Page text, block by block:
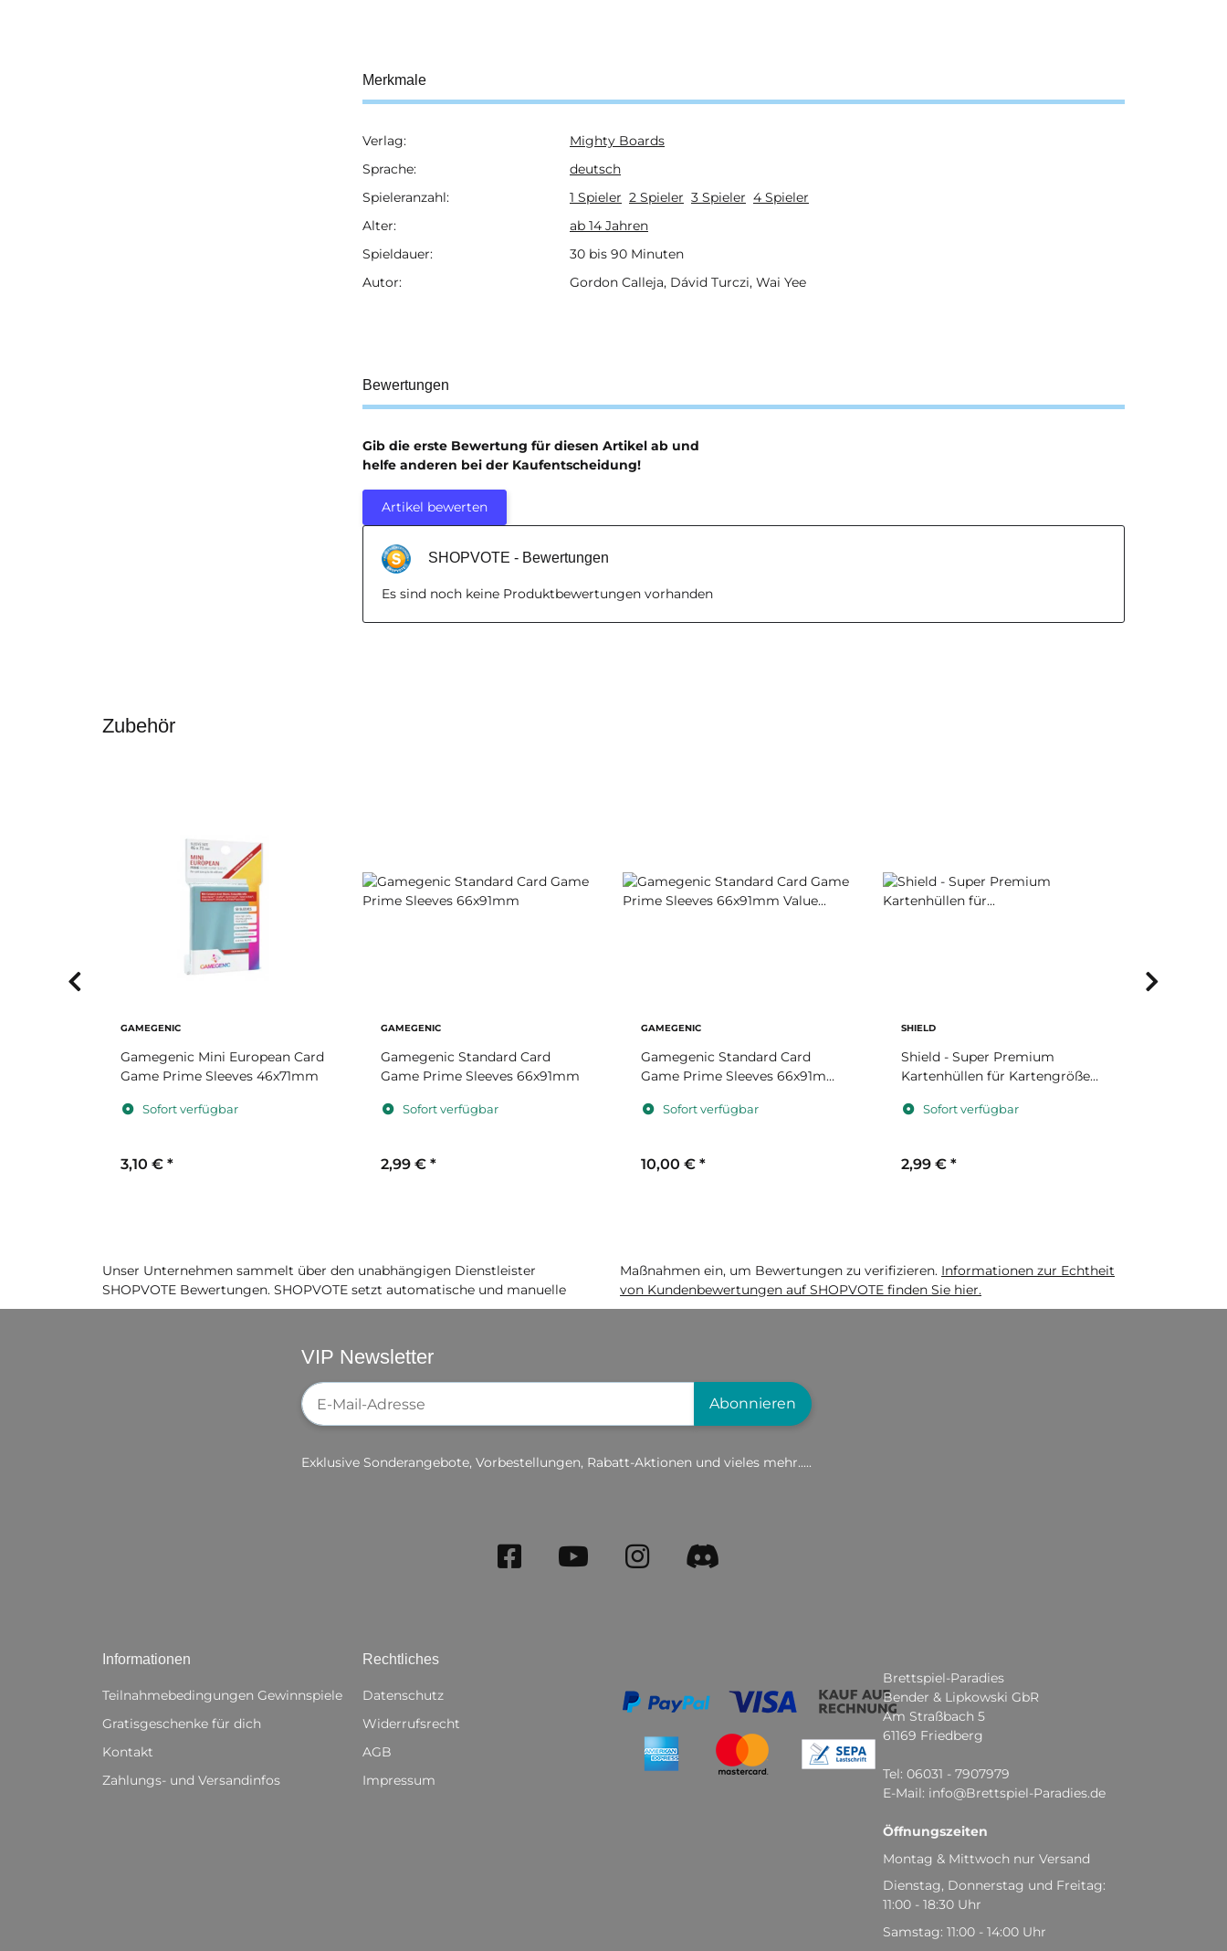
Merkmale
Produkteigenschaft
Wert
Verlag:
Mighty Boards
Sprache:
deutsch
Spieleranzahl:
1 Spieler 2 Spieler 3 Spieler 4 Spieler
Alter:
ab 14 Jahren
Spieldauer:
30 bis 90 Minuten
Autor:
Gordon Calleja, Dávid Turczi, Wai Yee
Bewertungen
Gib die erste Bewertung für diesen Artikel ab und
helfe anderen bei der Kaufentscheidung!
Artikel bewerten
SHOPVOTE - Bewertungen
Es sind noch keine Produktbewertungen vorhanden
Zubehör
GAMEGENIC
Gamegenic Mini European Card
Game Prime Sleeves 46x71mm
Sofort verfügbar
3,10 € *
GAMEGENIC
Gamegenic Standard Card
Game Prime Sleeves 66x91mm
Sofort verfügbar
2,99 € *
GAMEGENIC
Gamegenic Standard Card
Game Prime Sleeves 66x91mm
Sofort verfügbar
10,00 € *
SHIELD
Shield - Super Premium
Kartenhüllen für Kartengröße
Sofort verfügbar
2,99 € *
Unser Unternehmen sammelt über den unabhängigen Dienstleister
SHOPVOTE Bewertungen. SHOPVOTE setzt automatische und manuelle
Maßnahmen ein, um Bewertungen zu verifizieren. Informationen zur Echtheit
von Kundenbewertungen auf SHOPVOTE finden Sie hier.
VIP Newsletter
Newsletter-Registrierung
Abonnieren
Exklusive Sonderangebote, Vorbestellungen, Rabatt-Aktionen und vieles mehr.....
Informationen
Teilnahmebedingungen Gewinnspiele
Gratisgeschenke für dich
Kontakt
Zahlungs- und Versandinfos
Rechtliches
Datenschutz
Widerrufsrecht
AGB
Impressum
Brettspiel-Paradies
Bender & Lipkowski GbR
Am Straßbach 5
61169 Friedberg
Tel: 06031 - 7907979
E-Mail: info@Brettspiel-Paradies.de
Öffnungszeiten
Montag & Mittwoch nur Versand
Dienstag, Donnerstag und Freitag:
11:00 - 18:30 Uhr
Samstag: 11:00 - 14:00 Uhr